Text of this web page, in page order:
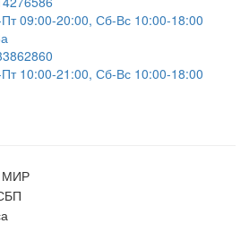
09:00-20:00, Сб-Вс 10:00-18:00
10:00-21:00, Сб-Вс 10:00-18:00